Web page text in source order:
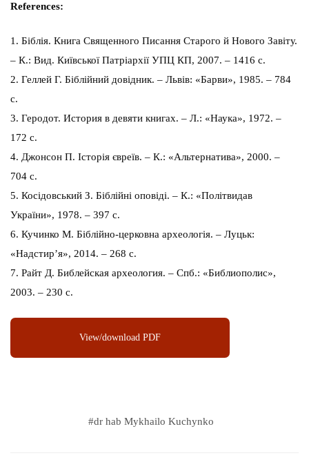
References:
1. Біблія. Книга Священного Писання Старого й Нового Завіту.
– К.: Вид. Київської Патріархії УПЦ КП, 2007. – 1416 с.
2. Геллей Г. Біблійний довідник. – Львів: «Барви», 1985. – 784
с.
3. Геродот. История в девяти книгах. – Л.: «Наука», 1972. –
172 с.
4. Джонсон П. Історія євреїв. – К.: «Альтернатива», 2000. –
704 с.
5. Косідовський З. Біблійні оповіді. – К.: «Політвидав
України», 1978. – 397 с.
6. Кучинко М. Біблійно-церковна археологія. – Луцьк:
«Надстир’я», 2014. – 268 с.
7. Райт Д. Библейская археология. – Спб.: «Библиополис»,
2003. – 230 с.
View/download PDF
#dr hab Mykhailo Kuchynko